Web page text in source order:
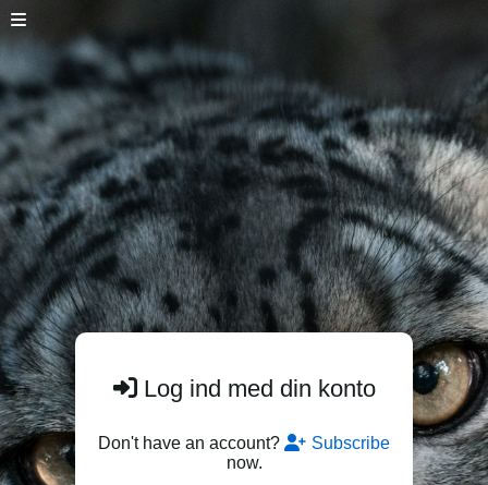
Log ind med din konto
Don't have an account?
Subscribe
now.